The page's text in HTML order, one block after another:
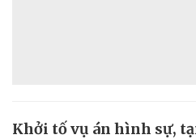
Khởi tố vụ án hình sự,